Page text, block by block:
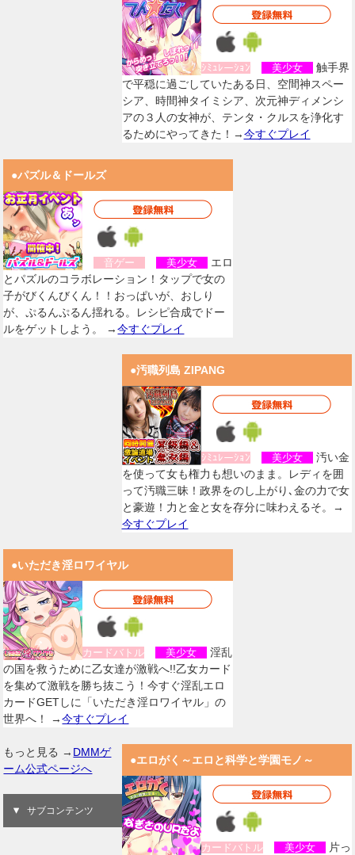
ｼﾐｭﾚーｼｮﾝ 美少女
触手界
で平穏に過ごしていたある日、空間神スペー
シア、時間神タイミシア、次元神ディメンシ
アの３人の女神が、テンタ・クルスを浄化す
るためにやってきた！→今すぐプレイ
●パズル＆ドールズ
音ゲー 美少女
エロ
とパズルのコラボレーション！タップで女の
子がびくんびくん！！おっぱいが、おしり
が、ぷるんぷるん揺れる。レシピ合成でドー
ルをゲットしよう。 →今すぐプレイ
●汚職列島 ZIPANG
ｼﾐｭﾚーｼｮﾝ 美少女
汚い金
を使って女も権力も想いのまま。レディを囲
って汚職三昧！政界をのし上がり､金の力で女
と豪遊！力と金と女を存分に味わえるそ。→
今すぐプレイ
●いただき淫ロワイヤル
カードバトル 美少女
淫乱
の国を救うために乙女達が激戦へ!!乙女カード
を集めて激戦を勝ち抜こう！今すぐ淫乱エロ
カードGETしに「いただき淫ロワイヤル」の
世界へ！ →今すぐプレイ
●エロがく～エロと科学と学園モノ～
カードバトル 美少女
片っ
もっと見る → DMMゲ
ーム公式ページへ
サブコンテンツ